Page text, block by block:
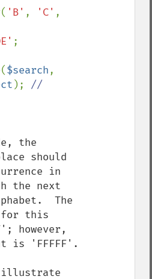
'B' , 'C'
;
($search
); //
the
should
in
the next
The
for this
however,
is 'FFFFF'.
illustrate